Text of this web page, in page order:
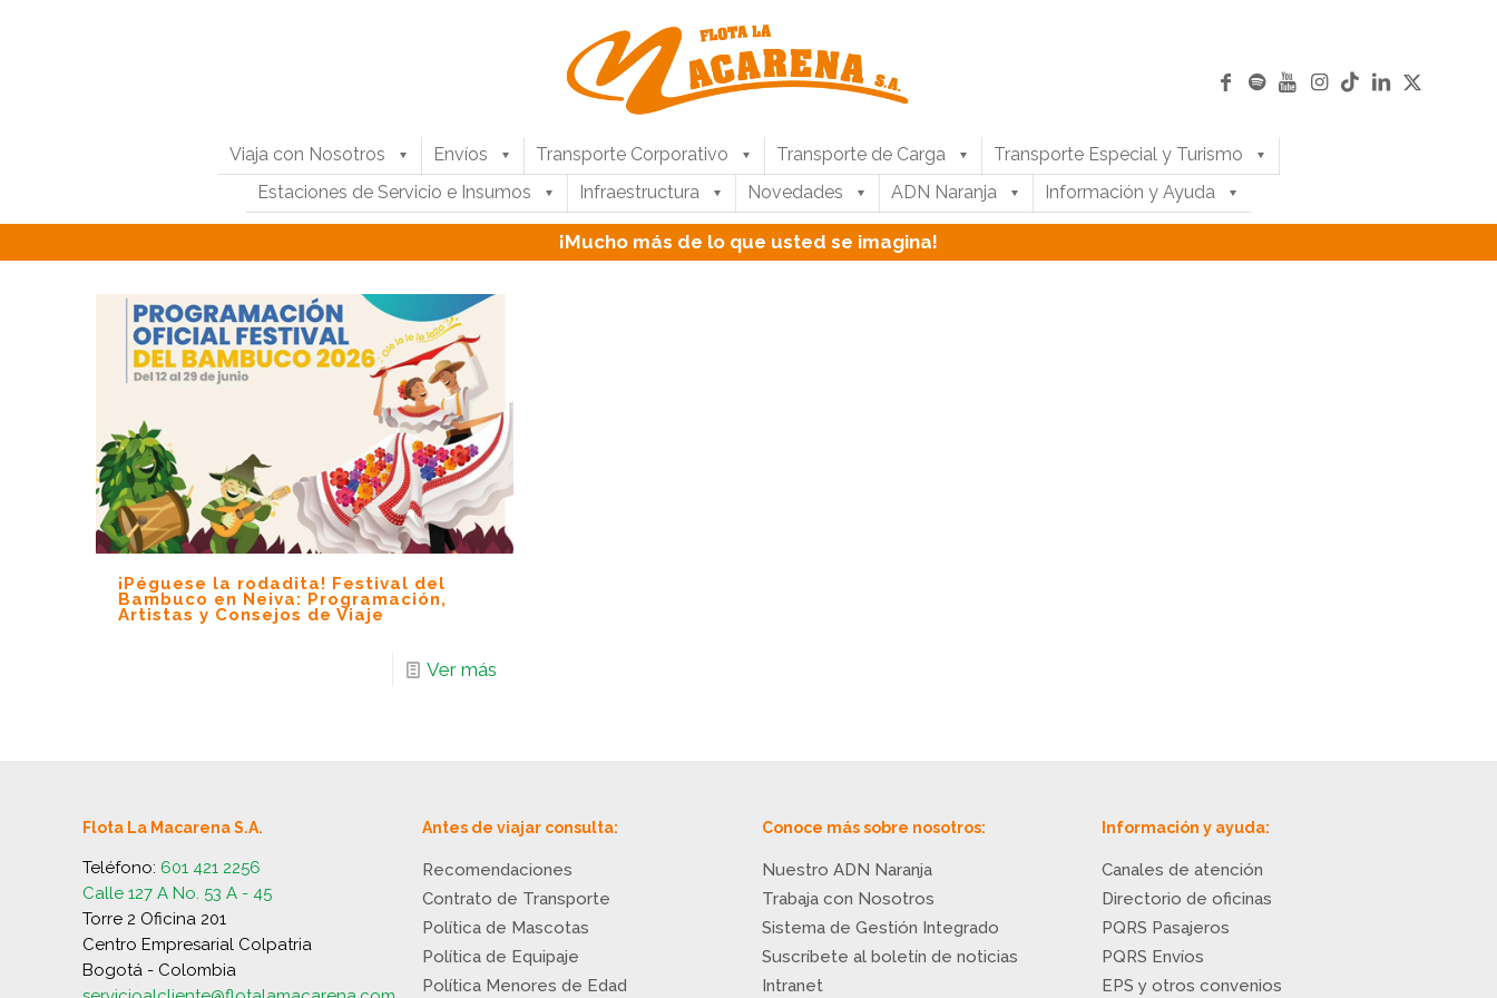
Viaja con Nosotros Envíos Transporte Corporativo Transporte de Carga
Transporte Especial y Turismo
Estaciones de Servicio e Insumos
Infraestructura Novedades ADN Naranja Información y Ayuda
¡Mucho más de lo que usted se imagina!
¡Péguese la rodadita! Festival del
Bambuco en Neiva: Programación,
Artistas y Consejos de Viaje
Ver más
Flota La Macarena S.A.
Teléfono: 601 421 2256
Calle 127 A No. 53 A - 45
Torre 2 Oficina 201
Centro Empresarial Colpatria
Bogotá - Colombia
Antes de viajar consulta:
Recomendaciones
Contrato de Transporte
Política de Mascotas
Política de Equipaje
Política Menores de Edad
Conoce más sobre nosotros:
Nuestro ADN Naranja
Trabaja con Nosotros
Sistema de Gestión Integrado
Suscríbete al boletín de noticias
Intranet
Información y ayuda:
Canales de atención
Directorio de oficinas
PQRS Pasajeros
PQRS Envíos
EPS y otros convenios